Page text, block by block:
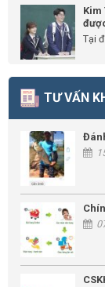
Kim
Tại
TƯ VẤN